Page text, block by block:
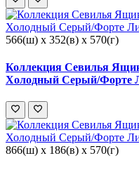
566(ш) x 352(в) x 570(г)
Коллекция Севилья
Холодный Серый/Форте
866(ш) x 186(в) x 570(г)